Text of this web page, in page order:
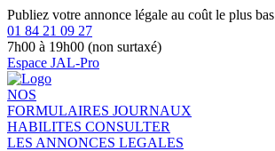
Publiez votre annonce légale au coût le plus bas
01 84 21 09 27
7h00 à 19h00 (non surtaxé)
Espace JAL-Pro
NOS
FORMULAIRES JOURNAUX
HABILITES CONSULTER
LES ANNONCES LEGALES